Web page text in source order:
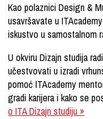
Kao polaznici Design &
usavršavate u
iskustvo u samostalnom
U okviru Dizajn studija
učestvovati u izradi
pomoć ITAcademy
gradi karijera i kako se
o ITA Dizajn studiju »